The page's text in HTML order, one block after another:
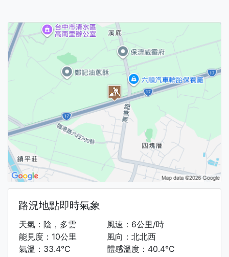
路況地點即時氣象
天氣：陰，多雲
能見度：10公里
氣溫：33.4°C
風速：6公里/時
風向：北北西
體感溫度：40.4°C